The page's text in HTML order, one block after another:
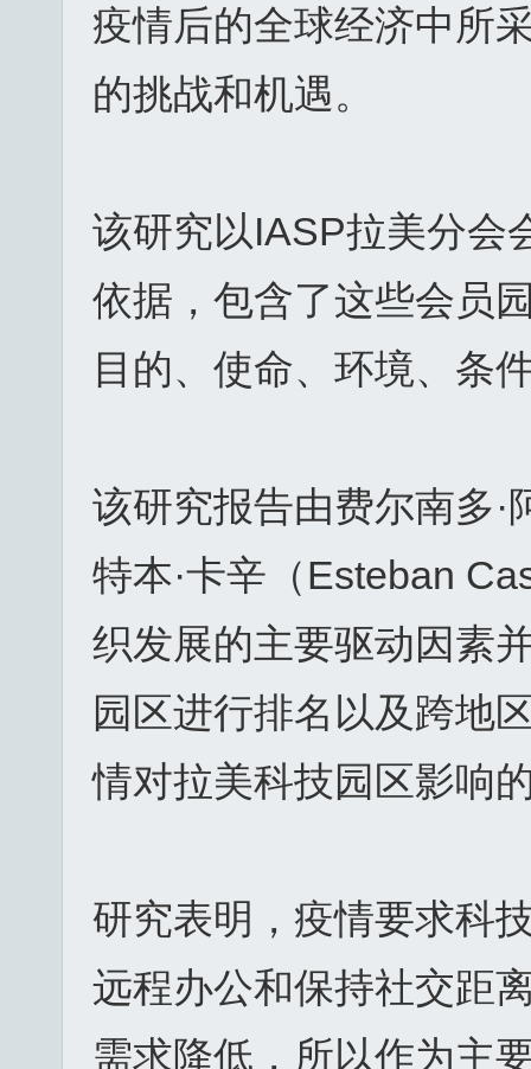
疫情后的全球经济中所
的挑战和机遇。
该研究以IASP拉美分会
依据，包含了这些会员
目的、使命、环境、条
该研究报告由费尔南多
特本·卡辛（Esteban
织发展的主要驱动因素
园区进行排名以及跨地
情对拉美科技园区影响
研究表明，疫情要求科
远程办公和保持社交距
需求降低，所以作为主